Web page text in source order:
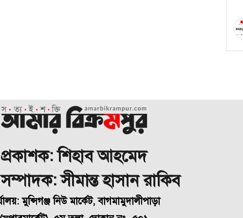
প্রকাশক: শিহাব আহমেদ
সম্পাদক: সীমান্ত হাসান রাকিব
মুন্সিগঞ্জ নিউ মার্কেট, বাগমামুদালীপাড়া